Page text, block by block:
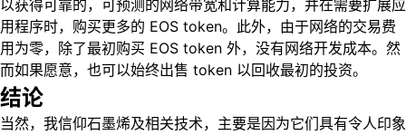
以获得可靠的，可预测的网络带宽和计算能力，并在需要扩展应
用程序时，购买更多的 EOS token。此外，由于网络的交易费
用为零，除了最初购买 EOS token 外，没有网络开发成本。然
而如果愿意，也可以始终出售 token 以回收最初的投资。
结论
当然，我信仰石墨烯及相关技术，主要是因为它们具有令人印象